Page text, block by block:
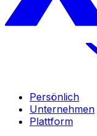
Persönlich
Unternehmen
Plattform